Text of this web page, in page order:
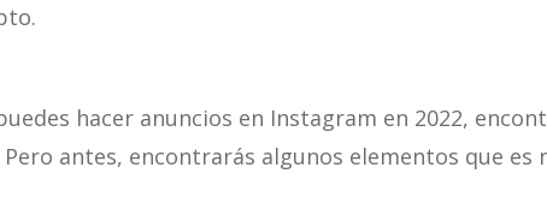
hacer anuncios en Instagram en 2022,
antes, encontrarás algunos elementos que es